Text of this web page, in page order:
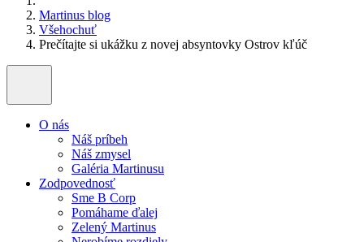
Martinus blog
Všehochuť
Prečítajte si ukážku z novej absyntovky Ostrov kľúč
O nás
Náš príbeh
Náš zmysel
Galéria Martinusu
Zodpovednosť
Sme B Corp
Pomáhame ďalej
Zelený Martinus